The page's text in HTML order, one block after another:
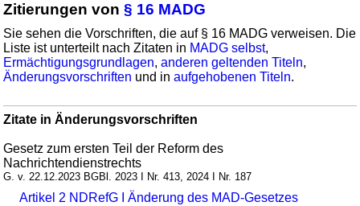
Zitierungen von§ 16 MADG
Sie sehen die Vorschriften, die auf § 16 MADG verweisen. Die
Liste ist unterteilt nach Zitaten in MADG selbst,
Ermächtigungsgrundlagen,anderen geltenden Titeln,
Änderungsvorschriften und inaufgehobenen Titeln.
Zitate in Änderungsvorschriften
Gesetz zum ersten Teil der Reform des
Nachrichtendienstrechts
G. v. 22.12.2023 BGBl. 2023 I Nr. 413, 2024 I Nr. 187
Artikel 2 NDRefG I Änderung des MAD-Gesetzes